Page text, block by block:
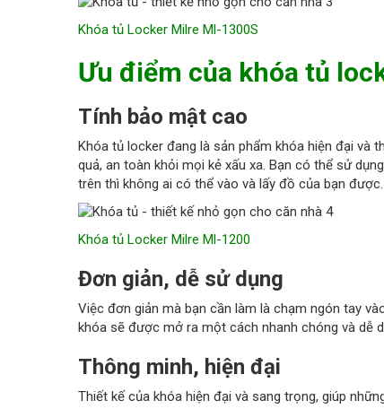
Khóa tủ Locker Milre Ml-1300S
Ưu điểm của khóa tủ
Tính bảo mật cao
Khóa tủ locker đang là sản phẩm khóa hiện đại và
quả, an toàn khỏi mọi kẻ xấu xa. Bạn có thể sử
trên thì không ai có thể vào và lấy đồ của bạn
Khóa tủ Locker Milre Ml-1200
Đơn giản, dễ sử dụng
Việc đơn giản mà bạn cần làm là chạm ngón tay
khóa sẽ được mở ra một cách nhanh chóng và dễ
Thông minh, hiện đại
Thiết kế của khóa hiện đại và sang trọng, giúp